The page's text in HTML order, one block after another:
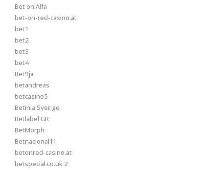
Bet on Alfa
bet-on-red-casino.at
bet1
bet2
bet3
bet4
Bet9ja
betandreas
betcasino5
Betinia Sverige
Betlabel GR
BetMorph
Betnacional11
betonred-casino.at
betspecial.co.uk 2